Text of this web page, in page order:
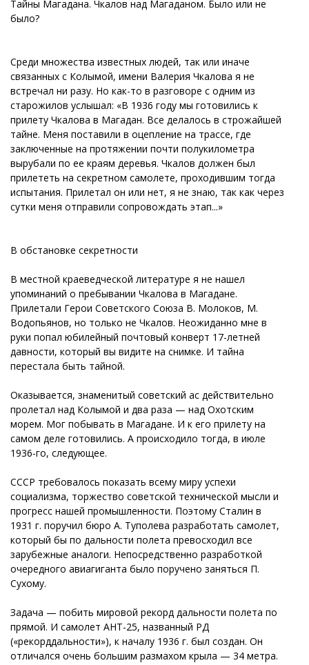
Тайны Магадана. Чкалов над Магаданом. Было или не
было?
Среди множества известных людей, так или иначе
связанных с Колымой, имени Валерия Чкалова я не
встречал ни разу. Но как-то в разговоре с одним из
старожилов услышал: «В 1936 году мы готовились к
прилету Чкалова в Магадан. Все делалось в строжайшей
тайне. Меня поставили в оцепление на трассе, где
заключенные на протяжении почти полукилометра
вырубали по ее краям деревья. Чкалов должен был
прилететь на секретном самолете, проходившим тогда
испытания. Прилетал он или нет, я не знаю, так как через
сутки меня отправили сопровождать этап...»
В обстановке секретности
В местной краеведческой литературе я не нашел
упоминаний о пребывании Чкалова в Магадане.
Прилетали Герои Советского Союза В. Молоков, М.
Водопьянов, но только не Чкалов. Неожиданно мне в
руки попал юбилейный почтовый конверт 17-летней
давности, который вы видите на снимке. И тайна
перестала быть тайной.
Оказывается, знаменитый советский ас действительно
пролетал над Колымой и два раза — над Охотским
морем. Мог побывать в Магадане. И к его прилету на
самом деле готовились. А происходило тогда, в июле
1936-го, следующее.
СССР требовалось показать всему миру успехи
социализма, торжество советской технической мысли и
прогресс нашей промышленности. Поэтому Сталин в
1931 г. поручил бюро А. Туполева разработать самолет,
который бы по дальности полета превосходил все
зарубежные аналоги. Непосредственно разработкой
очередного авиагиганта было поручено заняться П.
Сухому.
Задача — побить мировой рекорд дальности полета по
прямой. И самолет АНТ-25, названный РД
(«рекорддальности»), к началу 1936 г. был создан. Он
отличался очень большим размахом крыла — 34 метра.